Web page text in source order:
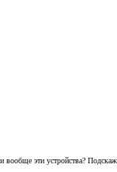
эти устройства?